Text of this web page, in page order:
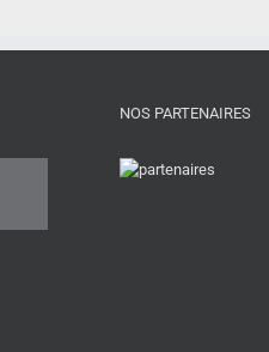
NOS PARTENAIRES